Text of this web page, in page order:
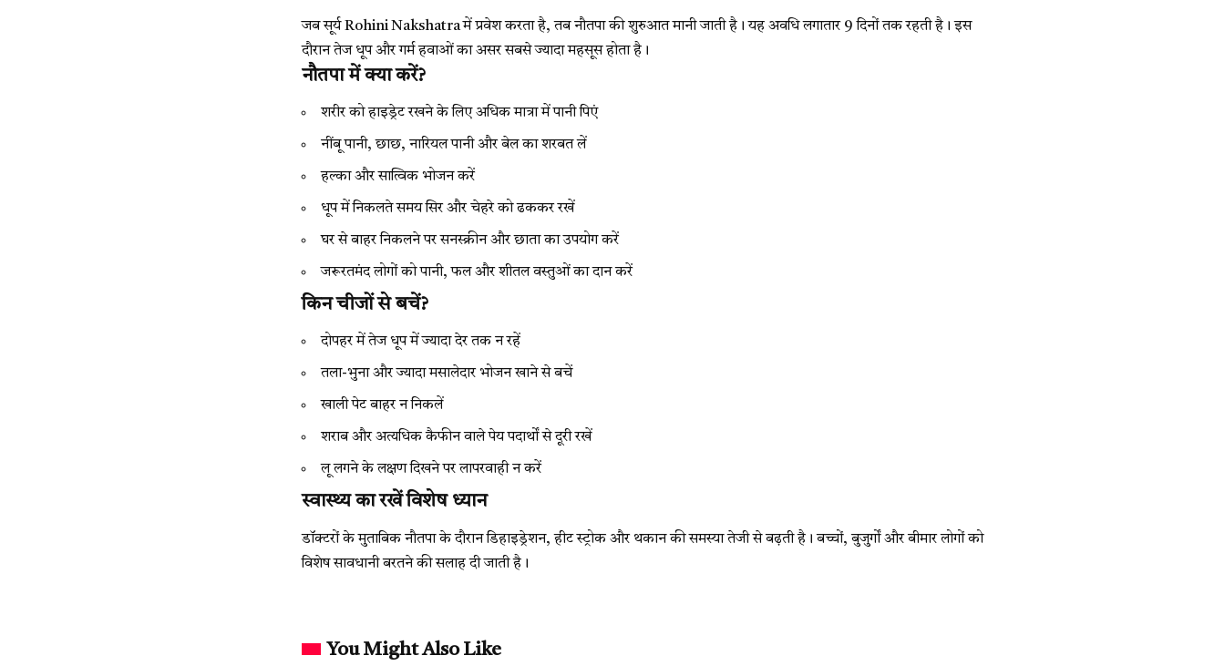
जब सूर्यRohini Nakshatraमें प्रवेश करता है, तब नौतपा की शुरुआत मानी जाती है। यह अवधि लगातार 9 दिनों तक रहती है। इस
दौरान तेज धूप और गर्म हवाओं का असर सबसे ज्यादा महसूस होता है।
नौतपा में क्या करें?
शरीर को हाइड्रेट रखने के लिए अधिक मात्रा में पानी पिएं
नींबू पानी, छाछ, नारियल पानी और बेल का शरबत लें
हल्का और सात्विक भोजन करें
धूप में निकलते समय सिर और चेहरे को ढककर रखें
घर से बाहर निकलने पर सनस्क्रीन और छाता का उपयोग करें
जरूरतमंद लोगों को पानी, फल और शीतल वस्तुओं का दान करें
किन चीजों से बचें?
दोपहर में तेज धूप में ज्यादा देर तक न रहें
तला-भुना और ज्यादा मसालेदार भोजन खाने से बचें
खाली पेट बाहर न निकलें
शराब और अत्यधिक कैफीन वाले पेय पदार्थों से दूरी रखें
लू लगने के लक्षण दिखने पर लापरवाही न करें
स्वास्थ्य का रखें विशेष ध्यान
डॉक्टरों के मुताबिक नौतपा के दौरान डिहाइड्रेशन, हीट स्ट्रोक और थकान की समस्या तेजी से बढ़ती है। बच्चों, बुजुर्गों और बीमार लोगों को
विशेष सावधानी बरतने की सलाह दी जाती है।
You Might Also Like